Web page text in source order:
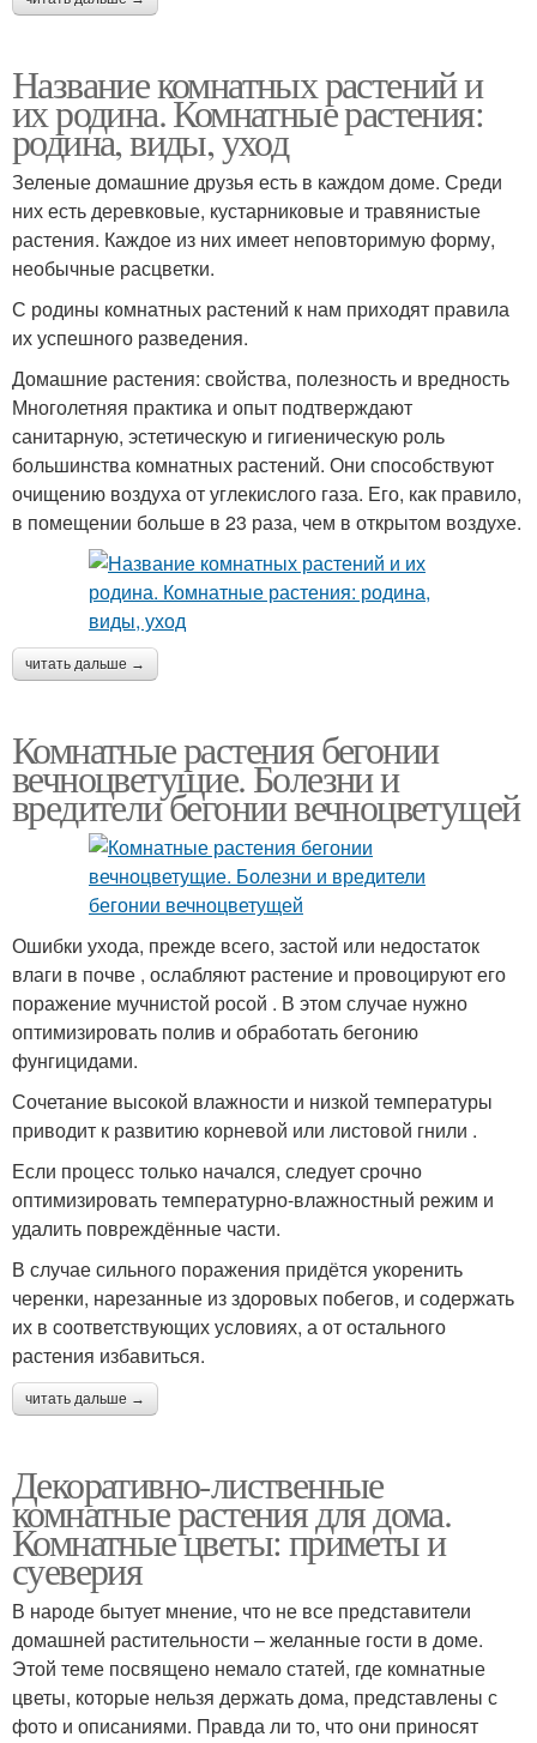
Название комнатных растений и
их родина. Комнатные растения:
родина, виды, уход
Зеленые домашние друзья есть в каждом доме. Среди
них есть деревковые, кустарниковые и травянистые
растения. Каждое из них имеет неповторимую форму,
необычные расцветки.
С родины комнатных растений к нам приходят правила
их успешного разведения.
Домашние растения: свойства, полезность и вредность
Многолетняя практика и опыт подтверждают
санитарную, эстетическую и гигиеническую роль
большинства комнатных растений. Они способствуют
очищению воздуха от углекислого газа. Его, как правило,
в помещении больше в 23 раза, чем в открытом воздухе.
читать дальше →
Комнатные растения бегонии
вечноцветущие. Болезни и
вредители бегонии вечноцветущей
Ошибки ухода, прежде всего, застой или недостаток
влаги в почве , ослабляют растение и провоцируют его
поражение мучнистой росой . В этом случае нужно
оптимизировать полив и обработать бегонию
фунгицидами.
Сочетание высокой влажности и низкой температуры
приводит к развитию корневой или листовой гнили .
Если процесс только начался, следует срочно
оптимизировать температурно-влажностный режим и
удалить повреждённые части.
В случае сильного поражения придётся укоренить
черенки, нарезанные из здоровых побегов, и содержать
их в соответствующих условиях, а от остального
растения избавиться.
читать дальше →
Декоративно-лиственные
комнатные растения для дома.
Комнатные цветы: приметы и
суеверия
В народе бытует мнение, что не все представители
домашней растительности – желанные гости в доме.
Этой теме посвящено немало статей, где комнатные
цветы, которые нельзя держать дома, представлены с
фото и описаниями. Правда ли то, что они приносят